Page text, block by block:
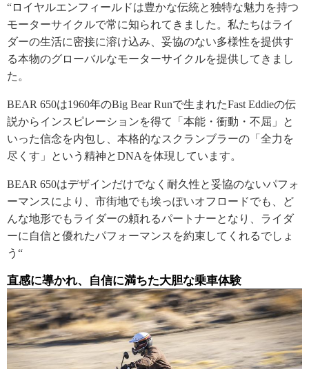
“ロイヤルエンフィールドは豊かな伝統と独特な魅力を持つ
モーターサイクルで常に知られてきました。私たちはライ
ダーの生活に密接に溶け込み、妥協のない多様性を提供す
る本物のグローバルなモーターサイクルを提供してきまし
た。
BEAR 650は1960年のBig Bear Runで生まれたFast Eddieの伝
説からインスピレーションを得て「本能・衝動・不屈」と
いった信念を内包し、本格的なスクランブラーの「全力を
尽くす」という精神とDNAを体現しています。
BEAR 650はデザインだけでなく耐久性と妥協のないパフォ
ーマンスにより、市街地でも埃っぽいオフロードでも、ど
んな地形でもライダーの頼れるパートナーとなり、ライダ
ーに自信と優れたパフォーマンスを約束してくれるでしょ
う“
直感に導かれ、自信に満ちた大胆な乗車体験